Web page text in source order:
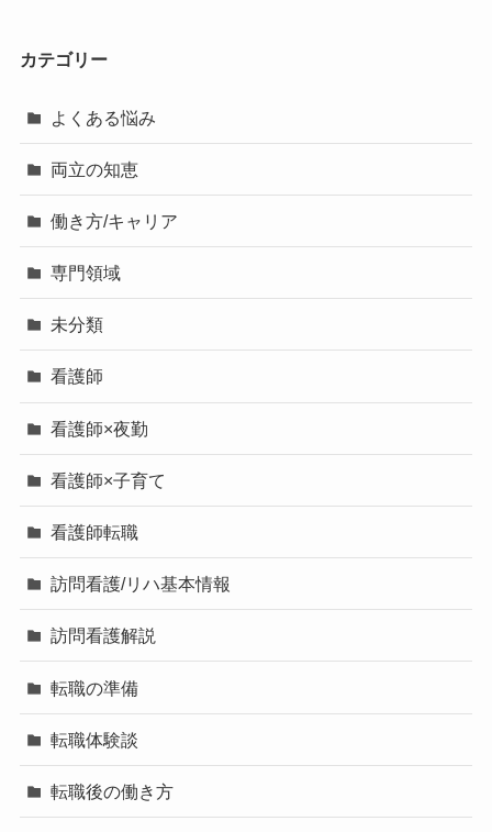
カテゴリー
よくある悩み
両立の知恵
働き方/キャリア
専門領域
未分類
看護師
看護師×夜勤
看護師×子育て
看護師転職
訪問看護/リハ基本情報
訪問看護解説
転職の準備
転職体験談
転職後の働き方